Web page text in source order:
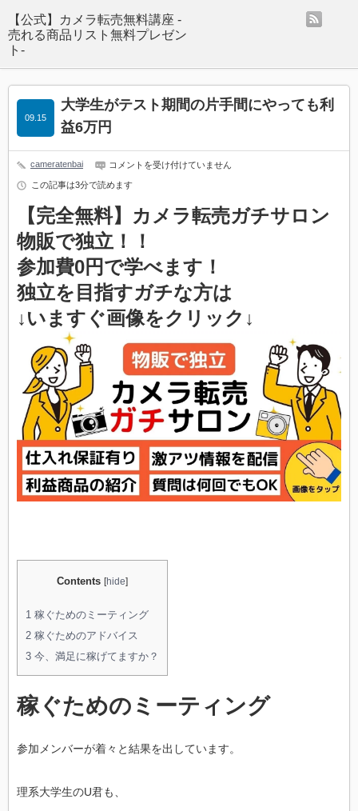
【公式】カメラ転売無料講座 -
売れる商品リスト無料プレゼン
ト-
大学生がテスト期間の片手間にやっても利
益6万円
09.15
cameratenbai
大
生
テ
ス
ト
期
間
の
片
手
間
に
益
万
円
は
コメントを受け付けていません
この記事は3分で読めます
【完全無料】カメラ転売ガチサロン
物販で独立！！
参加費0円で学べます！
独立を目指すガチな方は
↓いますぐ画像をクリック↓
Contents [hide]
1 稼ぐためのミーティング
2 稼ぐためのアドバイス
3 今、満足に稼げてますか？
稼ぐためのミーティング
参加メンバーが着々と結果を出しています。
理系大学生のU君も、